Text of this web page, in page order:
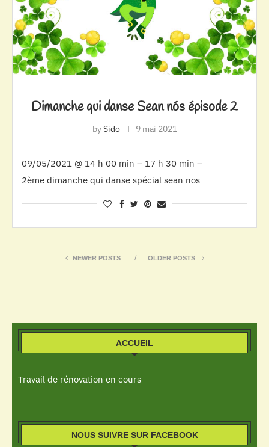
Dimanche qui danse Sean nós épisode 2
bySido 9 mai 2021
09/05/2021 @ 14 h 00 min – 17 h 30 min –
2ème dimanche qui danse spécial sean nos
NEWER POSTS OLDER POSTS
ACCUEIL
Travail de rénovation en cours
NOUS SUIVRE SUR FACEBOOK